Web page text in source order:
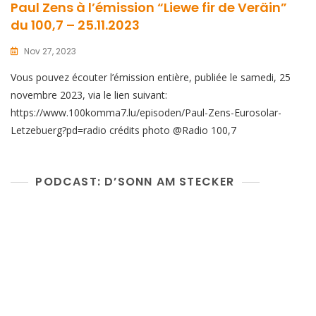
Paul Zens à l’émission “Liewe fir de Veräin”
du 100,7 – 25.11.2023
Nov 27, 2023
Vous pouvez écouter l’émission entière, publiée le samedi, 25
novembre 2023, via le lien suivant:
https://www.100komma7.lu/episoden/Paul-Zens-Eurosolar-
Letzebuerg?pd=radio crédits photo @Radio 100,7
PODCAST: D’SONN AM STECKER